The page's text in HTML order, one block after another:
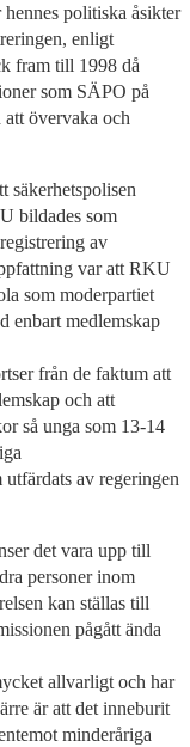
politiska åsikter
enligt
fram till 1998 då
som SÄPO på
övervaka och
säkerhetspolisen
bildades som
av
var att RKU
som moderpartiet
enbart medlemskap
från de faktum att
och att
så unga som 13-14
av regeringen
det vara upp till
personer inom
kan ställas till
pågått ända
allvarligt och har
är att det inneburit
minderåriga